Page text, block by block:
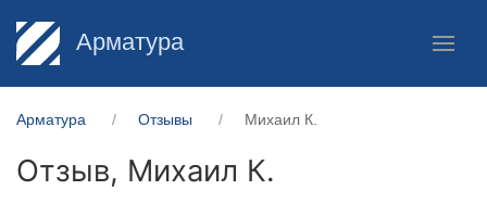
Арматура
Арматура Отзывы Михаил К.
Отзыв, Михаил К.